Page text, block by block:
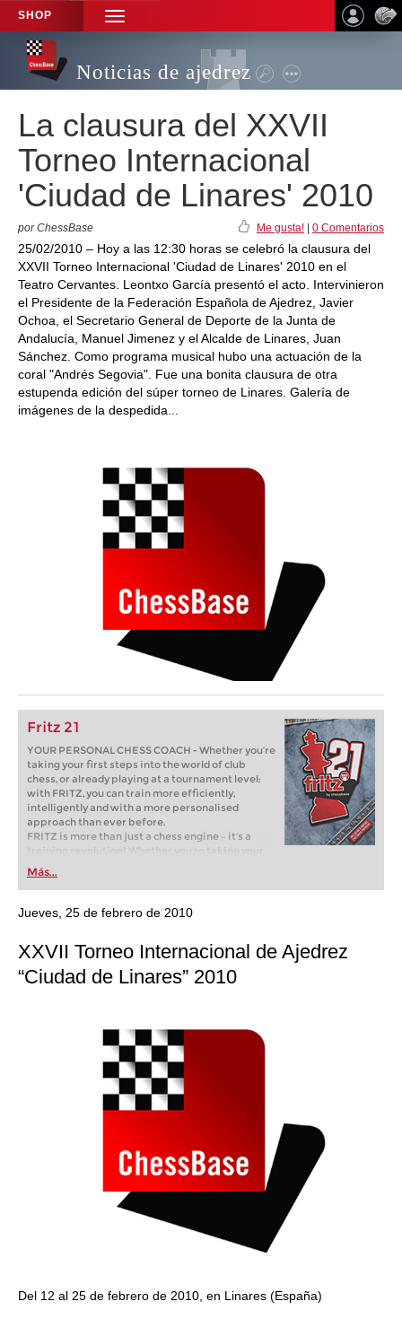
SHOP
TOGGLE
NAVIGATION
Noticias de ajedrez
La clausura del XXVII
Torneo Internacional
'Ciudad de Linares' 2010
por ChessBase Me gusta! 0 Comentarios
25/02/2010 – Hoy a las 12:30 horas se celebró la clausura del
XXVII Torneo Internacional 'Ciudad de Linares' 2010 en el
Teatro Cervantes. Leontxo García presentó el acto. Intervinieron
el Presidente de la Federación Española de Ajedrez, Javier
Ochoa, el Secretario General de Deporte de la Junta de
Andalucía, Manuel Jimenez y el Alcalde de Linares, Juan
Sánchez. Como programa musical hubo una actuación de la
coral "Andrés Segovia". Fue una bonita clausura de otra
estupenda edición del súper torneo de Linares. Galería de
imágenes de la despedida...
Fritz 21
YOUR PERSONAL CHESS COACH - Whether you’re
taking your first steps into the world of club
chess, or already playing at a tournament level:
with FRITZ, you can train more efficiently,
intelligently and with a more personalised
approach than ever before.
FRITZ is more than just a chess engine – it’s a
training revolution! Whether you’re taking your
first steps into the world of club chess, or already
playing at a tournament level: with FRITZ, you can
train more efficiently, intelligently and with a
more personalised approach than ever before.
Más...
Jueves, 25 de febrero de 2010
XXVII Torneo Internacional de Ajedrez
“Ciudad de Linares” 2010
Del 12 al 25 de febrero de 2010, en Linares (España)